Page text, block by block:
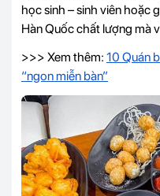
học sinh – sinh viên hoặc
Hàn Quốc chất lượng mà
>>> Xem thêm: 10 Quán
“ngon miễn bàn”